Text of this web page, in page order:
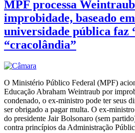
MPF processa
improbidade, baseado
universidade pública faz
“cracolândia”
O Ministério Público Federal (MPF)
Educação Abraham Weintraub por
condenado, o ex-ministro pode ter seus
ser obrigado a pagar multa. O ex-
do presidente Jair Bolsonaro (sem
contra princípios da Administração